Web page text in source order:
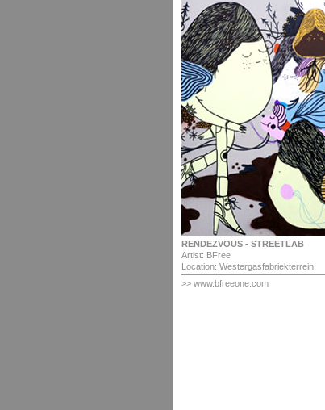
RENDEZVOUS - STREETLAB
Artist: BFree
Location: Westergasfabriekterrein
>> www.bfreeone.com